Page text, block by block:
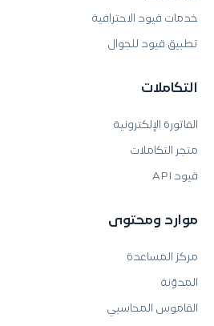
خدمات قيود الاحترافية
تطبيق قيود للجوال
التكاملات
الفاتورة الإلكترونية
متجر التكاملات
قيود API
موارد ومحتوى
مركز المساعدة
المدوّنة
القاموس المحاسبي